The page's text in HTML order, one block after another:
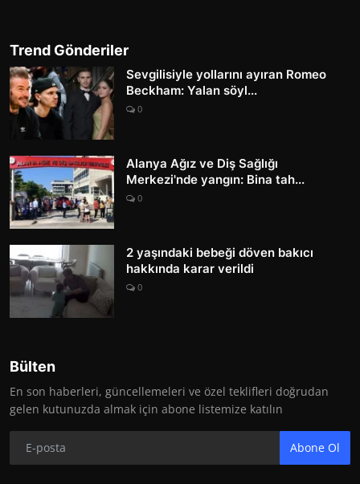
Trend Gönderiler
Sevgilisiyle yollarını ayıran Romeo
Beckham: Yalan söyl...
0
Alanya Ağız ve Diş Sağlığı
Merkezi'nde yangın: Bina tah...
0
2 yaşındaki bebeği döven bakıcı
hakkında karar verildi
0
Bülten
En son haberleri, güncellemeleri ve özel teklifleri doğrudan
gelen kutunuzda almak için abone listemize katılın
Abone Ol